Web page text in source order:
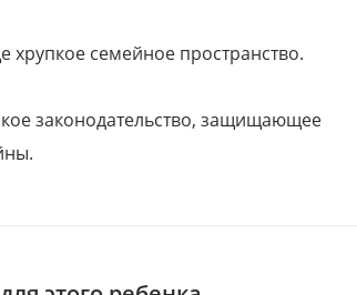
семейное пространство.
законодательство, защищающее